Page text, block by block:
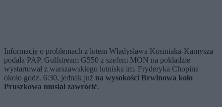
Informację o problemach z lotem Władysława Kosiniaka-Kamysza
podała PAP. Gulfstream G550 z szefem MON na pokładzie
wystartował z warszawskiego lotniska im. Fryderyka Chopina
około godz. 6:30, jednak już na wysokości Brwinowa koło
Pruszkowa musiał zawrócić.